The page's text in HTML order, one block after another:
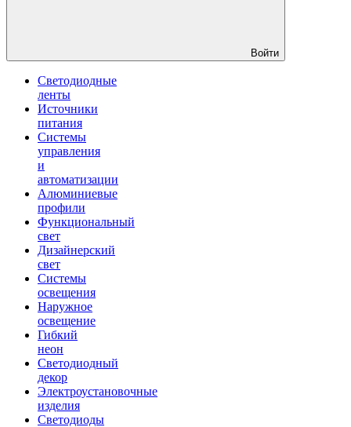
Войти
Светодиодные
ленты
Источники
питания
Системы
управления
и
автоматизации
Алюминиевые
профили
Функциональный
свет
Дизайнерский
свет
Системы
освещения
Наружное
освещение
Гибкий
неон
Светодиодный
декор
Электроустановочные
изделия
Светодиоды